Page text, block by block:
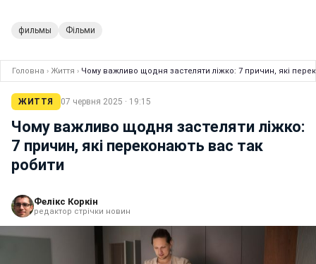
фильмы Фільми
Головна › Життя › Чому важливо щодня застеляти ліжко: 7 причин, які
ЖИТТЯ 07 червня 2025 · 19:15
Чому важливо щодня застеляти ліжко:
7 причин, які переконають вас так
робити
Фелікс Коркін
редактор стрічки новин